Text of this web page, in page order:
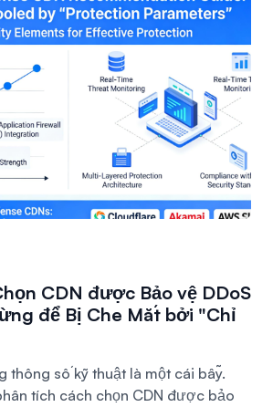
CDN được Bảo vệ DDoS
để Bị Che Mắt bởi "Chỉ
thông số kỹ thuật là một cái bẫy.
tích cách chọn CDN được bảo